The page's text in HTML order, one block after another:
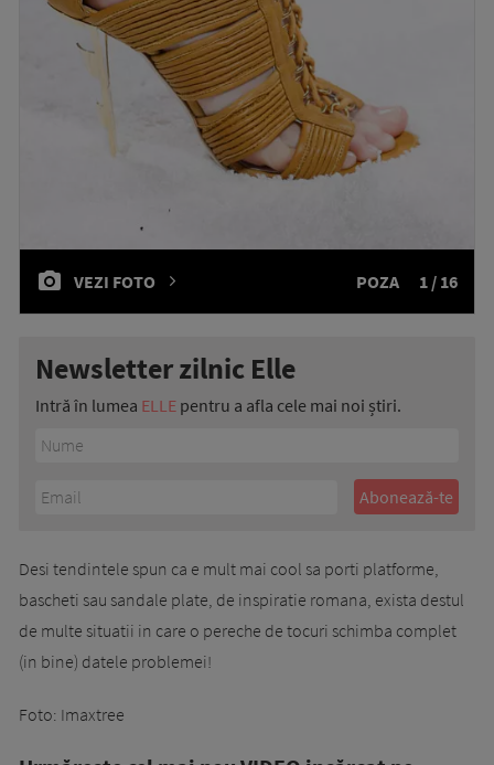
VEZI FOTO POZA 1 / 16
Newsletter zilnic Elle
Intră în lumea ELLE pentru a afla cele mai noi știri.
Desi tendintele spun ca e mult mai cool sa porti platforme,
bascheti sau sandale plate, de inspiratie romana, exista destul
de multe situatii in care o pereche de tocuri schimba complet
(in bine) datele problemei!
Foto: Imaxtree